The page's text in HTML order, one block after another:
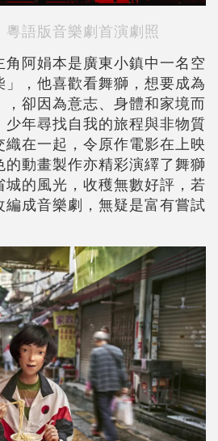
粵語版音樂劇首演劇照
角阿娟本是廣東小鎮中一名空
，他喜歡看舞獅，想要成為
卻因為意志、身體和家境而
年尋找自我的旅程與非物質
在一起，令原作電影在上映
動畫製作亦精彩演繹了舞獅
的風光，收穫無數好評，若
成音樂劇，無疑是富有嘗試